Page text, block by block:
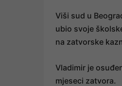
Viši sud u
ubio svoje
na zatvorske
Vladimir je
mjeseci zatvora.